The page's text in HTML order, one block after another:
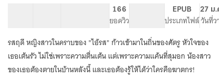
ใต้
เงา
พยัคฆ์
ร้าย
166
ยอดวิว
EPUB
ประเภทไฟล์
27 ม
วันที่ว
รสฤดี หญิงสาวในคราบของ "ไอ้รส" ก้าวเข้ามาในถิ่นของศัตรู หัวใจของ
เธอเต้นรัว ไม่ใช่เพราะความตื่นเต้น แต่เพราะความแค้นที่สุมอก น้องสาว
ของเธอต้องตายในบ้านหลังนี้ และเธอต้องรู้ให้ได้ว่าใครคือฆาตกร!